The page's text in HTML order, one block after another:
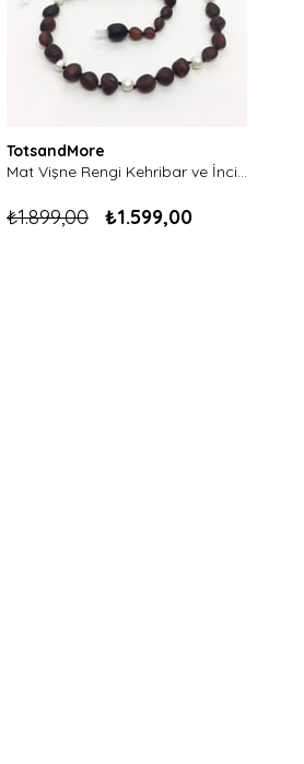
TotsandMore
Mat Vişne Rengi Kehribar ve İnci Bebek Kolyesi
₺1.599,00
₺1.899,00